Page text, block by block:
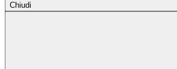
Chiudi